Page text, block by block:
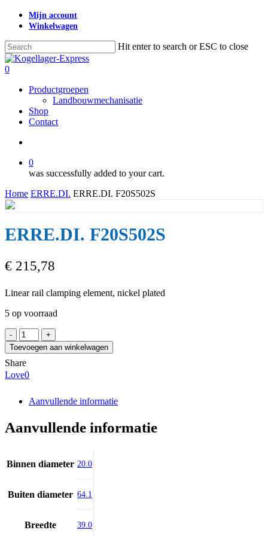
Skip
content
Mijn account
Winkelwagen
Hit enter to search or ESC to close
Close
Search
search
0
Productgroepen
Landbouwmechanisatie
Shop
Contact
0
was successfully added to your cart.
Home ERRE.DI. ERRE.DI. F20S502S
ERRE.DI. F20S502S
€ 215,78
Linear rail clamping element, nickel plated
5 op voorraad
ERRE.DI.
F20S502S
aantal
Toevoegen aan winkelwagen
Share
Love0
Aanvullende informatie
Aanvullende informatie
Binnen diameter 20.0
Buiten diameter 64.1
Breedte 39.0